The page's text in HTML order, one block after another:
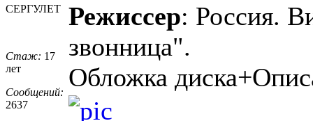
СЕРГУЛЕТ
Стаж: 17
лет
Сообщений:
2637
Режиссер: Россия.
звонница".
Обложка